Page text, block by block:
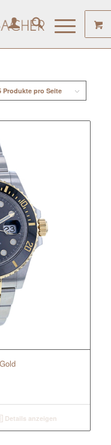
Produkte pro Seite
Details anzeigen